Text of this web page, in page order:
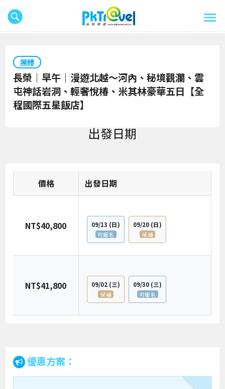
團體
長榮｜早午｜漫遊北越～河內、秘境觀瀾、雲
屯神話岩洞、輕奢悅椿、米其林豪華五日【全
程國際五星飯店】
優惠方案：
出發日期
價格 日期
NT$40,800 09/13 (日)
可報名
09/20 (日)
候補
NT$41,800 09/02 (三)
候補
09/30 (三)
可報名